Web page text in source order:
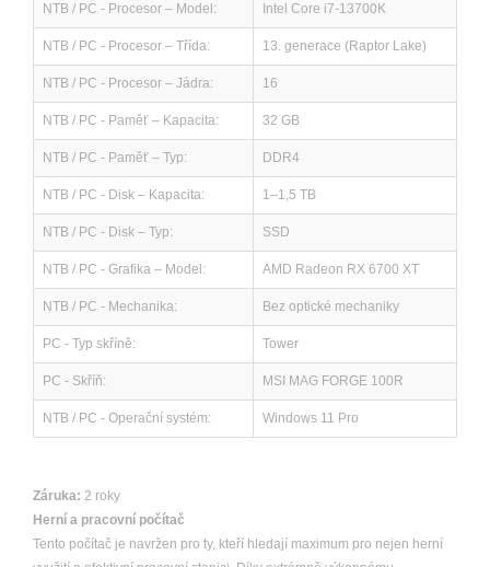
NTB / PC - Procesor – Model: Intel Core i7-13700K
NTB / PC - Procesor – Třída: 13. generace (Raptor Lake)
NTB / PC - Procesor – Jádra: 16
NTB / PC - Paměť – Kapacita: 32 GB
NTB / PC - Paměť – Typ: DDR4
NTB / PC - Disk – Kapacita: 1–1,5 TB
NTB / PC - Disk – Typ: SSD
NTB / PC - Grafika – Model: AMD Radeon RX 6700 XT
NTB / PC - Mechanika: Bez optické mechaniky
PC - Typ skříně: Tower
PC - Skříň: MSI MAG FORGE 100R
NTB / PC - Operační systém: Windows 11 Pro
Záruka: 2 roky
Herní a pracovní počítač
Tento počítač je navržen pro ty, kteří hledají maximum pro nejen herní